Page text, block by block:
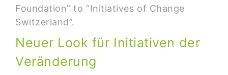
Foundation” to “Initiatives of Change
Switzerland”.
Neuer Look für Initiativen der
Veränderung